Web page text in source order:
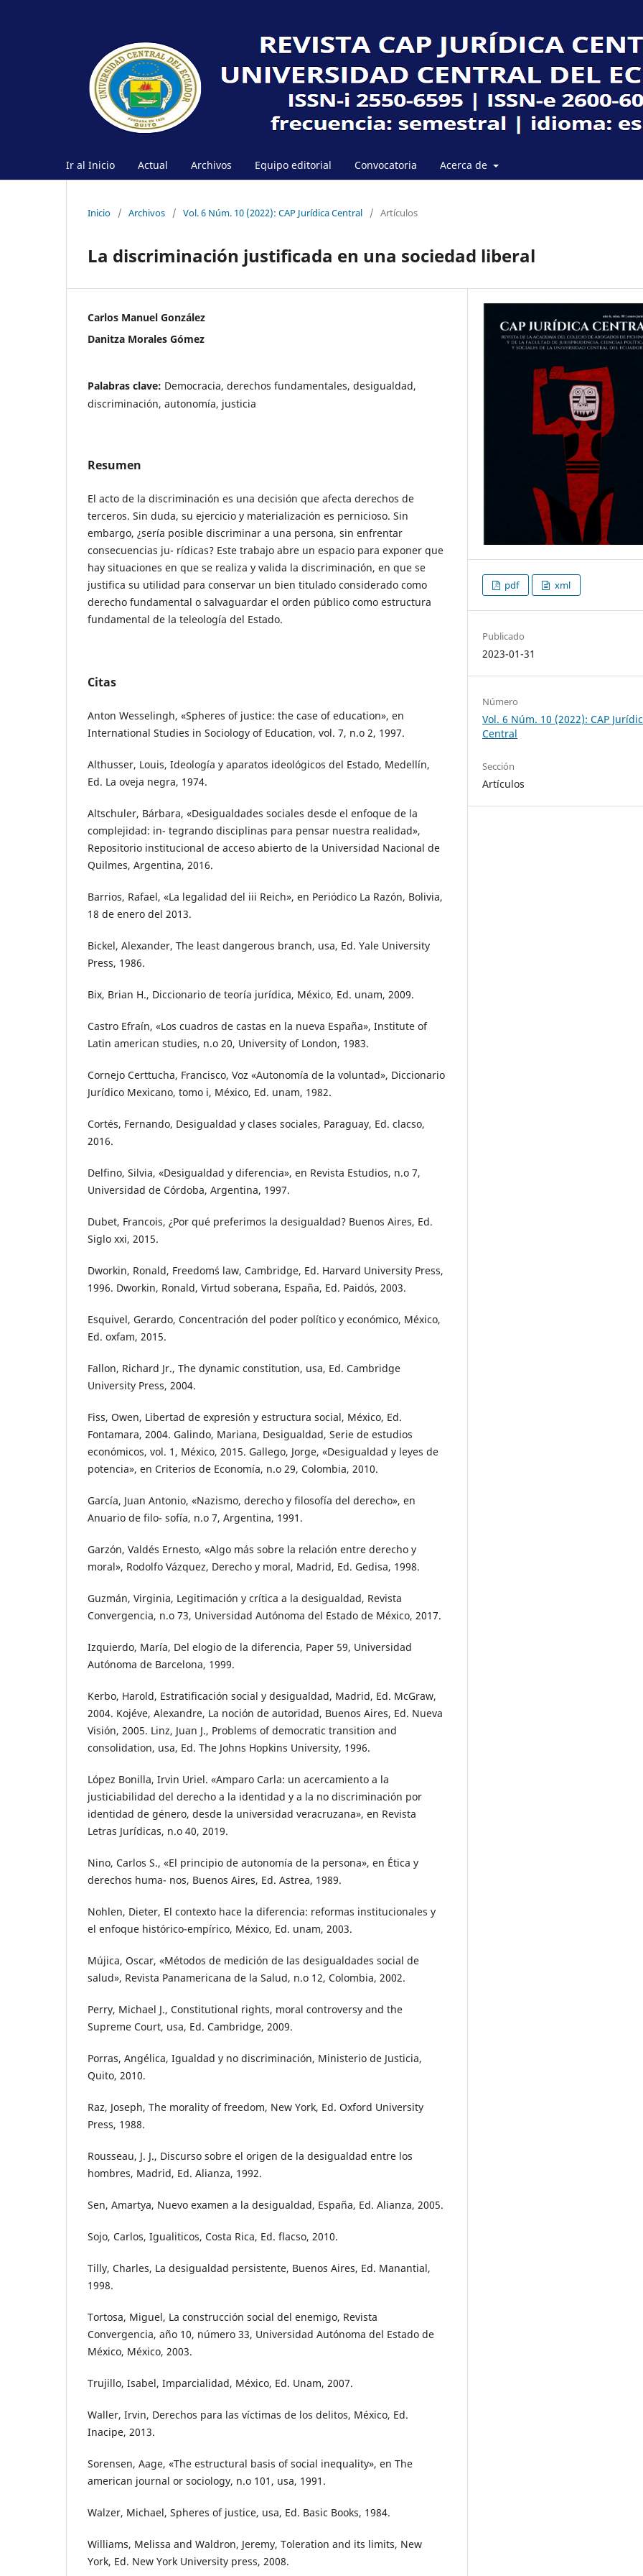
Ir al Inicio Actual Archivos Equipo editorial Convocatoria Acerca de
Inicio / Archivos / Vol. 6 Núm. 10 (2022): CAP Jurídica Central / Artículos
La discriminación justificada en una sociedad liberal
Carlos Manuel González
Danitza Morales Gómez
Palabras clave: Democracia, derechos fundamentales, desigualdad,
discriminación, autonomía, justicia
Resumen
El acto de la discriminación es una decisión que afecta derechos de
terceros. Sin duda, su ejercicio y materialización es pernicioso. Sin
embargo, ¿sería posible discriminar a una persona, sin enfrentar
consecuencias ju- rídicas? Este trabajo abre un espacio para exponer que
hay situaciones en que se realiza y valida la discriminación, en que se
justifica su utilidad para conservar un bien titulado considerado como
derecho fundamental o salvaguardar el orden público como estructura
fundamental de la teleología del Estado.
Citas
Anton Wesselingh, «Spheres of justice: the case of education», en
International Studies in Sociology of Education, vol. 7, n.o 2, 1997.
Althusser, Louis, Ideología y aparatos ideológicos del Estado, Medellín,
Ed. La oveja negra, 1974.
Altschuler, Bárbara, «Desigualdades sociales desde el enfoque de la
complejidad: in- tegrando disciplinas para pensar nuestra realidad»,
Repositorio institucional de acceso abierto de la Universidad Nacional de
Quilmes, Argentina, 2016.
Barrios, Rafael, «La legalidad del iii Reich», en Periódico La Razón, Bolivia,
18 de enero del 2013.
Bickel, Alexander, The least dangerous branch, usa, Ed. Yale University
Press, 1986.
Bix, Brian H., Diccionario de teoría jurídica, México, Ed. unam, 2009.
Castro Efraín, «Los cuadros de castas en la nueva España», Institute of
Latin american studies, n.o 20, University of London, 1983.
Cornejo Certtucha, Francisco, Voz «Autonomía de la voluntad», Diccionario
Jurídico Mexicano, tomo i, México, Ed. unam, 1982.
Cortés, Fernando, Desigualdad y clases sociales, Paraguay, Ed. clacso,
2016.
Delfino, Silvia, «Desigualdad y diferencia», en Revista Estudios, n.o 7,
Universidad de Córdoba, Argentina, 1997.
Dubet, Francois, ¿Por qué preferimos la desigualdad? Buenos Aires, Ed.
Siglo xxi, 2015.
Dworkin, Ronald, Freedom´s law, Cambridge, Ed. Harvard University Press,
1996. Dworkin, Ronald, Virtud soberana, España, Ed. Paidós, 2003.
Esquivel, Gerardo, Concentración del poder político y económico, México,
Ed. oxfam, 2015.
Fallon, Richard Jr., The dynamic constitution, usa, Ed. Cambridge
University Press, 2004.
Fiss, Owen, Libertad de expresión y estructura social, México, Ed.
Fontamara, 2004. Galindo, Mariana, Desigualdad, Serie de estudios
económicos, vol. 1, México, 2015. Gallego, Jorge, «Desigualdad y leyes de
potencia», en Criterios de Economía, n.o 29, Colombia, 2010.
García, Juan Antonio, «Nazismo, derecho y filosofía del derecho», en
Anuario de filo- sofía, n.o 7, Argentina, 1991.
Garzón, Valdés Ernesto, «Algo más sobre la relación entre derecho y
moral», Rodolfo Vázquez, Derecho y moral, Madrid, Ed. Gedisa, 1998.
Guzmán, Virginia, Legitimación y crítica a la desigualdad, Revista
Convergencia, n.o 73, Universidad Autónoma del Estado de México, 2017.
Izquierdo, María, Del elogio de la diferencia, Paper 59, Universidad
Autónoma de Barcelona, 1999.
Kerbo, Harold, Estratificación social y desigualdad, Madrid, Ed. McGraw,
2004. Kojéve, Alexandre, La noción de autoridad, Buenos Aires, Ed. Nueva
Visión, 2005. Linz, Juan J., Problems of democratic transition and
consolidation, usa, Ed. The Johns Hopkins University, 1996.
López Bonilla, Irvin Uriel. «Amparo Carla: un acercamiento a la
justiciabilidad del derecho a la identidad y a la no discriminación por
identidad de género, desde la universidad veracruzana», en Revista
Letras Jurídicas, n.o 40, 2019.
Nino, Carlos S., «El principio de autonomía de la persona», en Ética y
derechos huma- nos, Buenos Aires, Ed. Astrea, 1989.
Nohlen, Dieter, El contexto hace la diferencia: reformas institucionales y
el enfoque histórico-empírico, México, Ed. unam, 2003.
Mújica, Oscar, «Métodos de medición de las desigualdades social de
salud», Revista Panamericana de la Salud, n.o 12, Colombia, 2002.
Perry, Michael J., Constitutional rights, moral controversy and the
Supreme Court, usa, Ed. Cambridge, 2009.
Porras, Angélica, Igualdad y no discriminación, Ministerio de Justicia,
Quito, 2010.
Raz, Joseph, The morality of freedom, New York, Ed. Oxford University
Press, 1988.
Rousseau, J. J., Discurso sobre el origen de la desigualdad entre los
hombres, Madrid, Ed. Alianza, 1992.
Sen, Amartya, Nuevo examen a la desigualdad, España, Ed. Alianza, 2005.
Sojo, Carlos, Igualiticos, Costa Rica, Ed. flacso, 2010.
Tilly, Charles, La desigualdad persistente, Buenos Aires, Ed. Manantial,
1998.
Tortosa, Miguel, La construcción social del enemigo, Revista
Convergencia, año 10, número 33, Universidad Autónoma del Estado de
México, México, 2003.
Trujillo, Isabel, Imparcialidad, México, Ed. Unam, 2007.
Waller, Irvin, Derechos para las víctimas de los delitos, México, Ed.
Inacipe, 2013.
Sorensen, Aage, «The estructural basis of social inequality», en The
american journal or sociology, n.o 101, usa, 1991.
Walzer, Michael, Spheres of justice, usa, Ed. Basic Books, 1984.
Williams, Melissa and Waldron, Jeremy, Toleration and its limits, New
York, Ed. New York University press, 2008.
pdf xml
Publicado
2023-01-31
Número
Vol. 6 Núm. 10 (2022): CAP
Central
Sección
Artículos